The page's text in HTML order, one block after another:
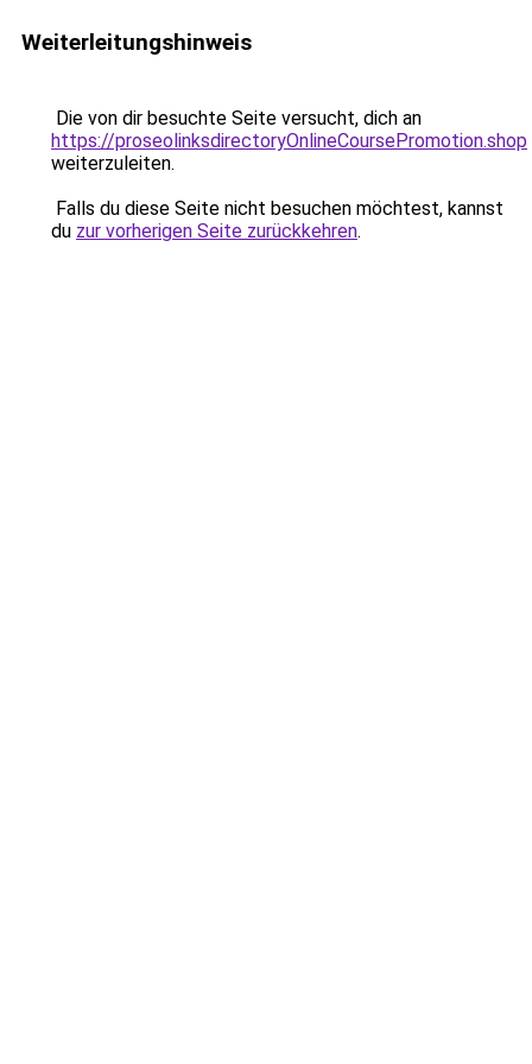
Weiterleitungshinweis
Die von dir besuchte Seite versucht, dich an
https://proseolinksdirectoryOnlineCoursePromotion.shop
weiterzuleiten.
Falls du diese Seite nicht besuchen möchtest, kannst
du zur vorherigen Seite zurückkehren.